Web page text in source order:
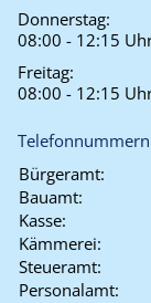
Donnerstag:
08:00 - 12:15
Freitag:
08:00 - 12:15
Bürgeramt:
Bauamt:
Kasse:
Kämmerei:
Steueramt:
Personalamt: